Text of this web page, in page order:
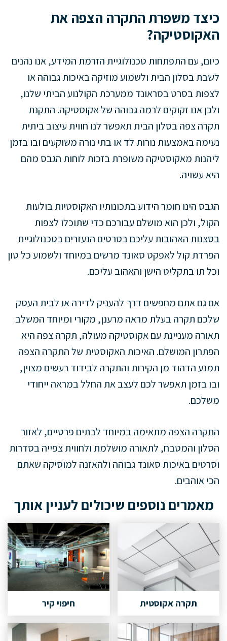
כיצד משפרת התקרה הצפה את
האקוסטיקה?
כיום, עם התפתחות טכנולוגיית הזרמת המידע, אנו נהנים
לשבת בסלון הבית ולשמוע מוזיקה באיכות גבוהה או
לצפות בסרט בסראונד ממערכת הקולנוע הביתי שלנו,
ולכן אנו זקוקים לרמה גבוהה של אקוסטיקה. התקנת
תקרה צפה בסלון הבית תאפשר לנו חווית עיצוב ביתית
נעימה באמצעות נורות לד או בתי נורה משוקעים ובו בזמן
ליהנות מאקוסטיקה משופרת בזכות לוחות הגבס מהם
היא עשויה.
הגבס הינו חומר הידוע בתכונותיו האקוסטיות בולעות
הקול, ולכן הוא מושלם עבורכם כדי שתוכלו לצפות
בסצנות האהובות עליכם בסרטים הנעזרים בטכנולוגיית
הפרדת קול לאפקט סאונד מרשים במיוחד ולשמוע כל טון
וכל תו בתקליט הישן והאהוב עליכם.
אם גם אתם מחפשים דרך להעניק לדירה או לבית העסק
שלכם תקרה בעלת מראה מרענן, מקורי ומיוחד המשלב
תאורה מעניינת עם אקוסטיקה מעולה, תקרה צפה היא
הפתרון המושלם. האיכות האקוסטית של התקרה הצפה
תמנע הדהוד מן הקירות והתקרה לבידוד רעשים מצוין,
ובו בזמן תאפשר לכם לעצב את החלל במראה ייחודי
משלכם.
התקרה הצפה מתאימה במיוחד לבתים פרטיים, לאזור
הסלון והמטבח, לתאורה מושלמת ולחווית צפייה בסדרות
וסרטים באיכות סאונד גבוהה ולהאזנה למוסיקה שאתם
הכי אוהבים.
מאמרים נוספים שיכולים לעניין אותך
תקרה אקוסטית חיפוי קיר